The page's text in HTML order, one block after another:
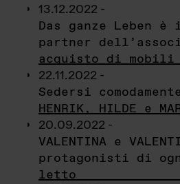
13.12.2022 -
Das ganze Leben è
partner
acquisto di mobili
22.11.2022 -
Sedersi
HENRIK, HILDE e
20.09.2022 -
VALENTINA e
protagonisti di
letto